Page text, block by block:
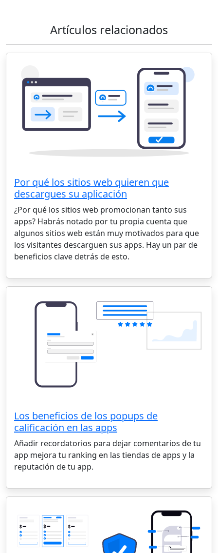
Artículos relacionados
Por qué los sitios web quieren que
descargues su aplicación
¿Por qué los sitios web promocionan tanto sus
apps? Habrás notado por tu propia cuenta que
algunos sitios web están muy motivados para que
los visitantes descarguen sus apps. Hay un par de
beneficios clave detrás de esto.
Los beneficios de los popups de
calificación en las apps
Añadir recordatorios para dejar comentarios de tu
app mejora tu ranking en las tiendas de apps y la
reputación de tu app.